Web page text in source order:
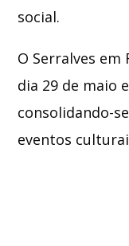
social.
O Serralves em
dia 29 de maio
consolidando-
eventos